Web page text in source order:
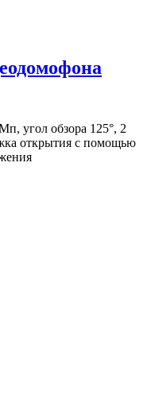
угол обзора 125°, 2
открытия с помощью